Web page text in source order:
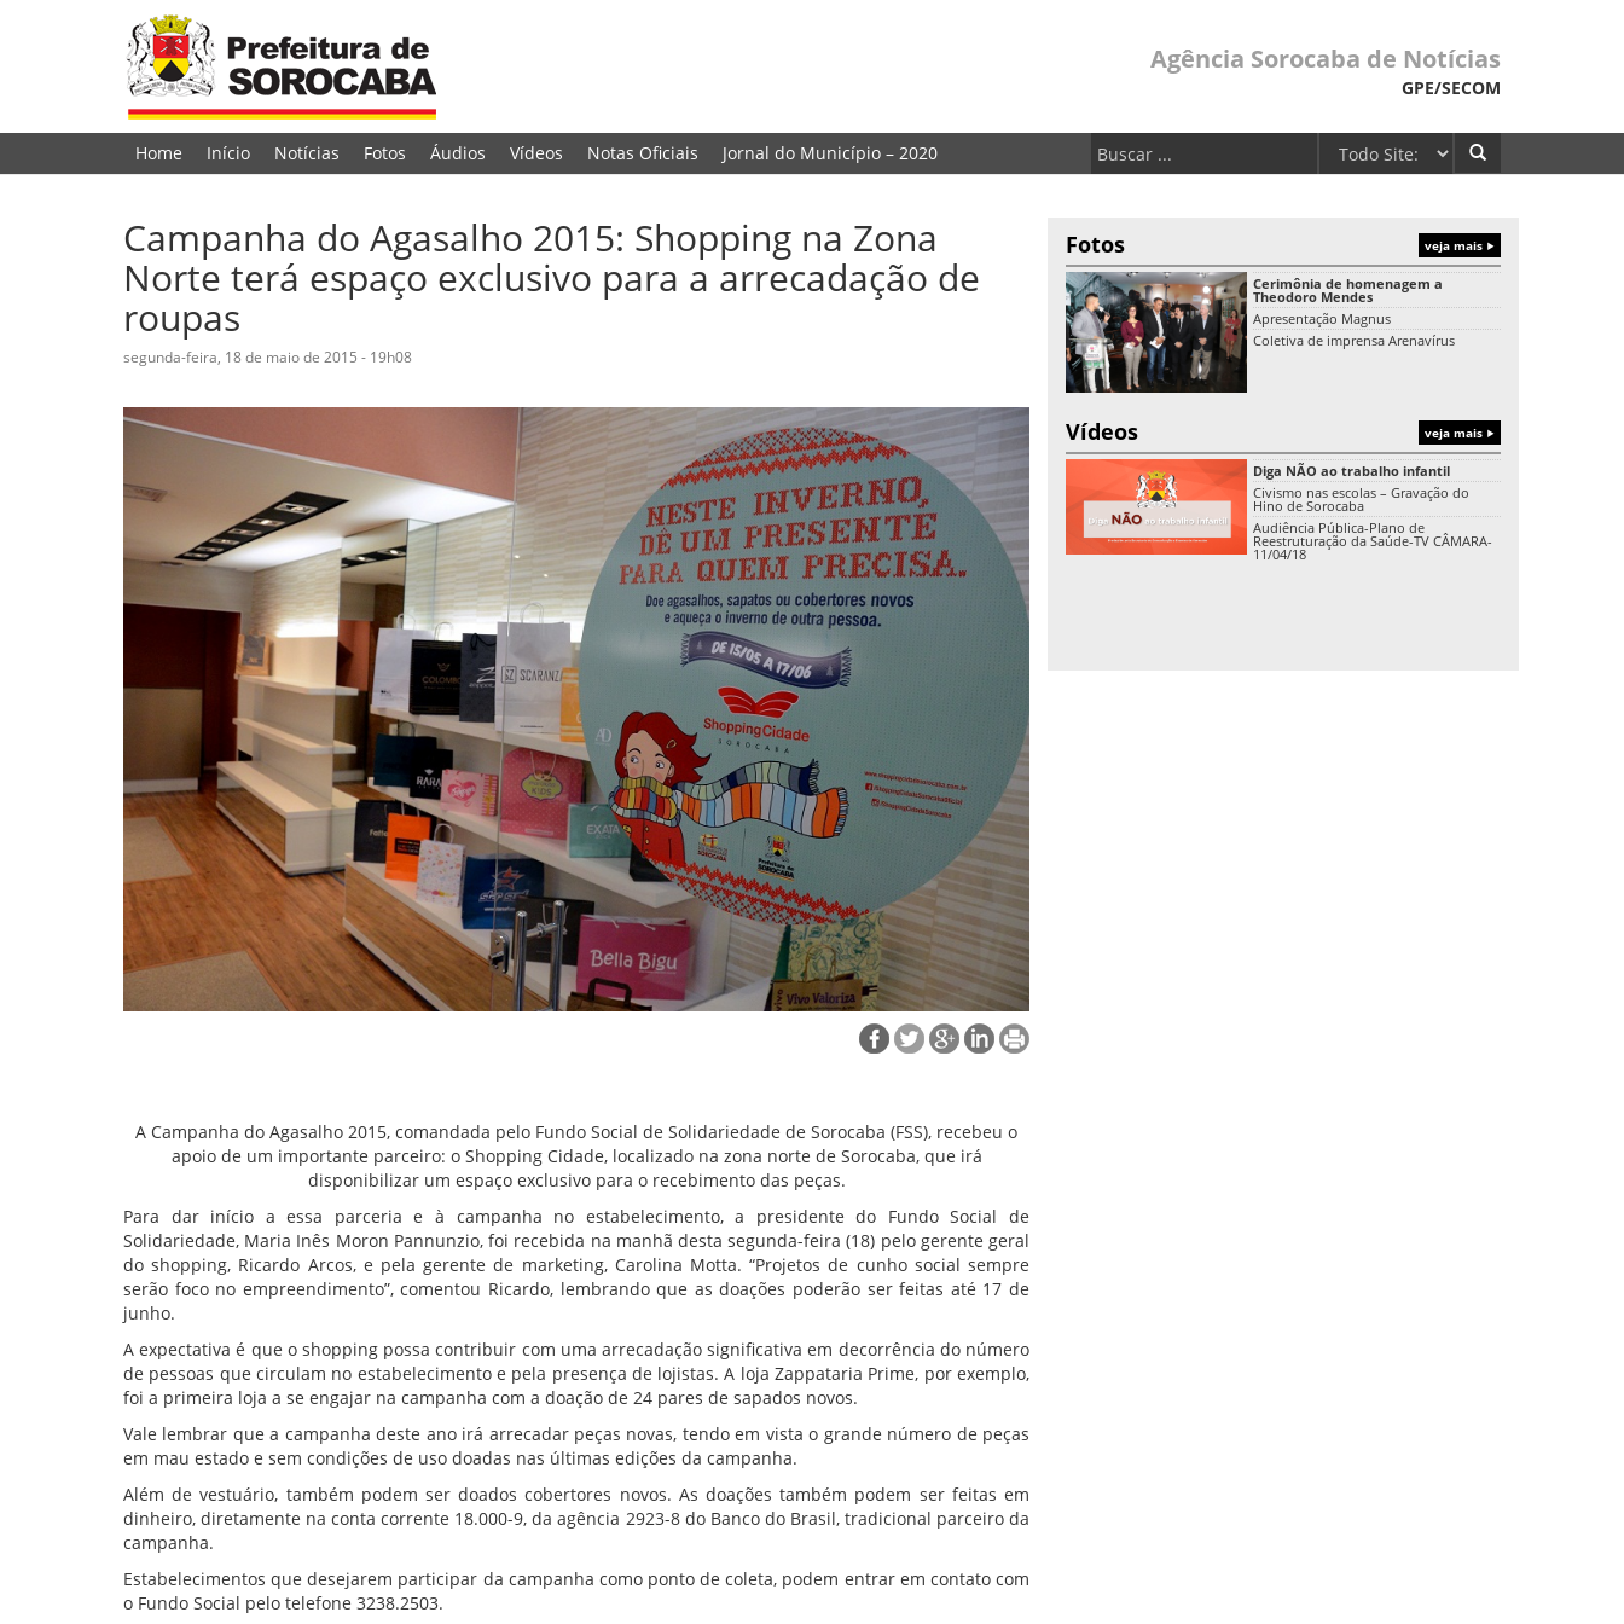
Agência Sorocaba de Notícias
GPE/SECOM
Home Início Notícias Fotos Áudios Vídeos Notas Oficiais Jornal do Município – 2020
Campanha do Agasalho 2015: Shopping na Zona
Norte terá espaço exclusivo para a arrecadação de
roupas
segunda-feira, 18 de maio de 2015 - 19h08
A Campanha do Agasalho 2015, comandada pelo Fundo Social de Solidariedade de Sorocaba (FSS), recebeu o
apoio de um importante parceiro: o Shopping Cidade, localizado na zona norte de Sorocaba, que irá
disponibilizar um espaço exclusivo para o recebimento das peças.
Para dar início a essa parceria e à campanha no estabelecimento, a presidente do Fundo Social de
Solidariedade, Maria Inês Moron Pannunzio, foi recebida na manhã desta segunda-feira (18) pelo gerente geral
do shopping, Ricardo Arcos, e pela gerente de marketing, Carolina Motta. “Projetos de cunho social sempre
serão foco no empreendimento”, comentou Ricardo, lembrando que as doações poderão ser feitas até 17 de
junho.
A expectativa é que o shopping possa contribuir com uma arrecadação significativa em decorrência do número
de pessoas que circulam no estabelecimento e pela presença de lojistas. A loja Zappataria Prime, por exemplo,
foi a primeira loja a se engajar na campanha com a doação de 24 pares de sapados novos.
Vale lembrar que a campanha deste ano irá arrecadar peças novas, tendo em vista o grande número de peças
em mau estado e sem condições de uso doadas nas últimas edições da campanha.
Além de vestuário, também podem ser doados cobertores novos. As doações também podem ser feitas em
dinheiro, diretamente na conta corrente 18.000-9, da agência 2923-8 do Banco do Brasil, tradicional parceiro da
campanha.
Estabelecimentos que desejarem participar da campanha como ponto de coleta, podem entrar em contato com
o Fundo Social pelo telefone 3238.2503.
Fotos veja mais
Cerimônia de homenagem a
Theodoro Mendes
Apresentação Magnus
Coletiva de imprensa Arenavírus
Vídeos veja mais
Diga NÃO ao trabalho infantil
Civismo nas escolas – Gravação do
Hino de Sorocaba
Audiência Pública-Plano de
Reestruturação da Saúde-TV CÂMARA-
11/04/18